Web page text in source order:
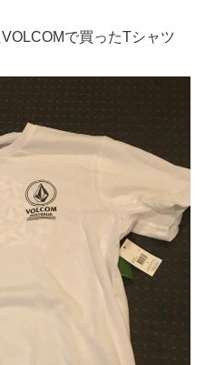
で買ったTシャツ